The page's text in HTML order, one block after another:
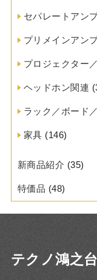
セパレートアン
プリメインアン
プロジェクター
ヘッドホン関連
ラック／ボード
家具 (146)
新商品紹介 (35)
特価品 (48)
テクノ鴻之